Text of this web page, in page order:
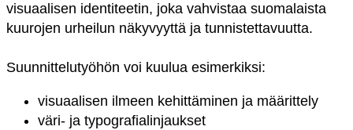
visuaalisen identiteetin, joka vahvistaa suomalaista
kuurojen urheilun näkyvyyttä ja tunnistettavuutta.
Suunnittelutyöhön voi kuulua esimerkiksi:
visuaalisen ilmeen kehittäminen ja määrittely
väri- ja typografialinjaukset